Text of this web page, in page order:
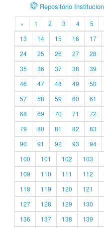
Repositório
« 1 2 3 4 5
13
14 15 16 17
24
25 26 27 28
35
36 37 38 39
46
47 48 49 50
57
58 59 60 61
68
69 70 71 72
79
80 81 82 83
90
91 92 93 94
100
101 102 103
109
110 111 112
118
119 120 121
127
128 129 130
136
137 138 139